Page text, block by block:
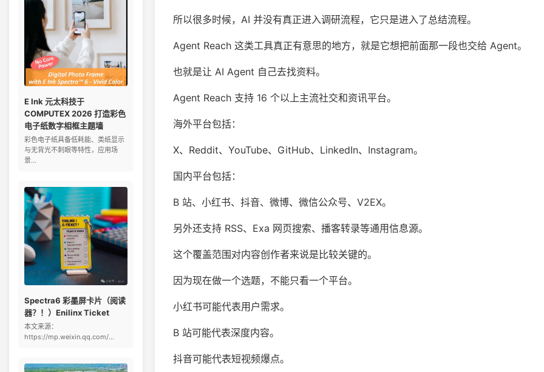
E Ink 元太科技于
COMPUTEX 2026 打造彩色
电子纸数字相框主题墙
彩色电子纸具备低耗能、类纸显示
与无背光不刺眼等特性，应用场
景...
Spectra6 彩墨屏卡片（阅读
器？！）Enilinx Ticket
本文来源：
https://mp.weixin.qq.com/...
所以很多时候，AI 并没有真正进入调研流程，它只是进入了总结流程。
Agent Reach 这类工具真正有意思的地方，就是它想把前面那一段也交给 Agent。
也就是让 AI Agent 自己去找资料。
Agent Reach 支持 16 个以上主流社交和资讯平台。
海外平台包括：
X、Reddit、YouTube、GitHub、LinkedIn、Instagram。
国内平台包括：
B 站、小红书、抖音、微博、微信公众号、V2EX。
另外还支持 RSS、Exa 网页搜索、播客转录等通用信息源。
这个覆盖范围对内容创作者来说是比较关键的。
因为现在做一个选题，不能只看一个平台。
小红书可能代表用户需求。
B 站可能代表深度内容。
抖音可能代表短视频爆点。